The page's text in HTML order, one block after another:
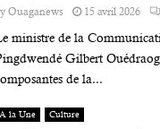
Ouaganews 15 avril 2026
ministre de la
Gilbert
de la...
A la Une Culture